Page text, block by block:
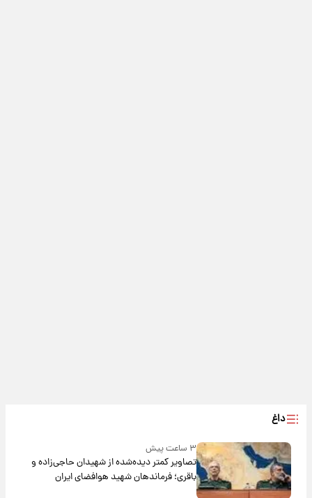
داغ
۳ ساعت پیش
تصاویر کمتر دیده‌شده از شهیدان حاجی‌زاده و
باقری؛ فرماندهان شهید هوافضای ایران